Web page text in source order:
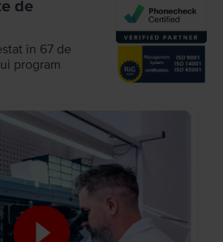
de
în 67 de
program